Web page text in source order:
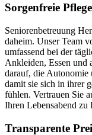
Sorgenfreie
Seniorenbetreuung
daheim. Unser Team
umfassend bei der
Ankleiden, Essen und
darauf, die Autonomie
damit sie sich in ihrer
fühlen. Vertrauen Sie
Ihren Lebensabend zu
Transparente